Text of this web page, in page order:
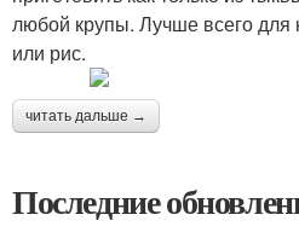
любой крупы. Лучше всего
или рис.
читать дальше →
Последние